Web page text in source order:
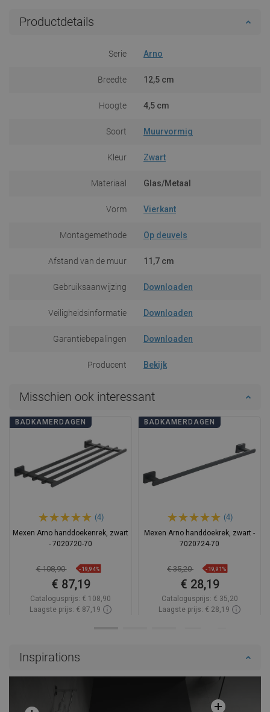
Productdetails
Serie Arno
Breedte 12,5 cm
Hoogte 4,5 cm
Soort Muurvormig
Kleur Zwart
Materiaal Glas/Metaal
Vorm Vierkant
Montagemethode Op deuvels
Afstand van de muur 11,7 cm
Gebruiksaanwijzing Downloaden
Veiligheidsinformatie Downloaden
Garantiebepalingen Downloaden
Producent Bekijk
Misschien ook interessant
BADKAMERDAGEN
(4)
Mexen Arno handdoekenrek, zwart
- 7020720-70
€ 108,90 -19,94%
€ 87,19
Catalogusprijs: € 108,90
Laagste prijs: € 87,19
BADKAMERDAGEN
(4)
Mexen Arno handdoekrek, zwart -
7020724-70
€ 35,20 -19,91%
€ 28,19
Catalogusprijs: € 35,20
Laagste prijs: € 28,19
Inspirations